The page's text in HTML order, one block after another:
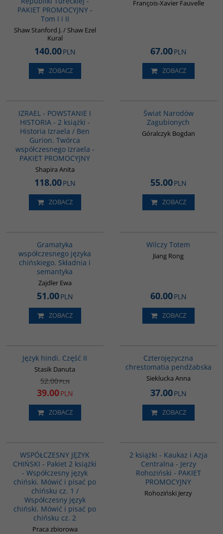
PAKIET PROMOCYJNY -
Tom I i II
Shaw Stanford J. / Shaw Ezel
Kural
140.00PLN
ZOBACZ
François-Xavier Fauvelle
67.00PLN
ZOBACZ
IZRAEL - POWSTANIE I
HISTORIA - 2 książki -
Historia Izraela / Ben
Gurion. Twórca
współczesnego Izraela -
PAKIET PROMOCYJNY
Shapira Anita
118.00PLN
ZOBACZ
Świat Narodów
Zagubionych
Góralczyk Bogdan
55.00PLN
ZOBACZ
Gramatyka
współczesnego języka
chińskiego. Składnia i
semantyka
Zajdler Ewa
51.00PLN
ZOBACZ
Wilczy Totem
Jiang Rong
60.00PLN
ZOBACZ
Język hindi. Część II
Stasik Danuta
52.00PLN
39.00PLN
ZOBACZ
Czterojęzyczna
chrestomatia pendźabska
Sieklucka Anna
37.00PLN
ZOBACZ
WSPÓŁCZESNY JĘZYK
CHIŃSKI - Pakiet 2 książki
- Współczesny język
chiński. Mówić i pisać po
chińsku cz. 1 /
Współczesny język
chiński. Mówić i pisać po
chińsku cz. 2
Praca zbiorowa
2 książki - Kaukaz i Azja
Centralna - Jerzy
Rohoziński - PAKIET
PROMOCYJNY
Rohoziński Jerzy